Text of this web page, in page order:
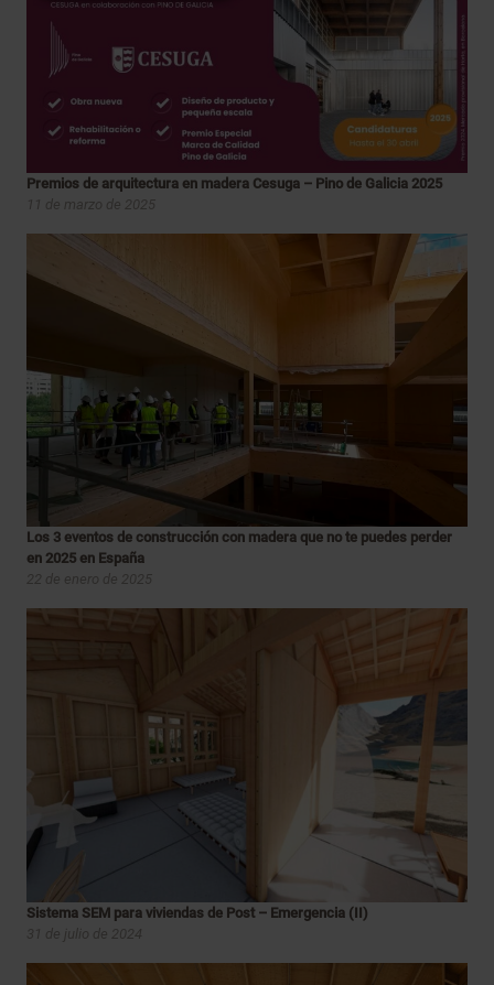
Premios de arquitectura en madera Cesuga – Pino de Galicia 2025
11 de marzo de 2025
Los 3 eventos de construcción con madera que no te puedes perder
en 2025 en España
22 de enero de 2025
Sistema SEM para viviendas de Post – Emergencia (II)
31 de julio de 2024